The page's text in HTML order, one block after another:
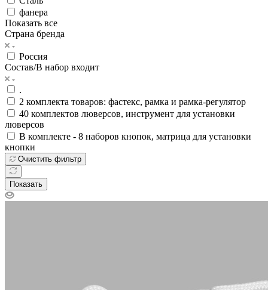
фанера
Показать все
Страна бренда
Россия
Состав/В набор входит
.
2 комплекта товаров: фастекс, рамка и рамка-регулятор
40 комплектов люверсов, инструмент для установки
люверсов
В комплекте - 8 наборов кнопок, матрица для установки
кнопки
Очистить фильтр
Показать